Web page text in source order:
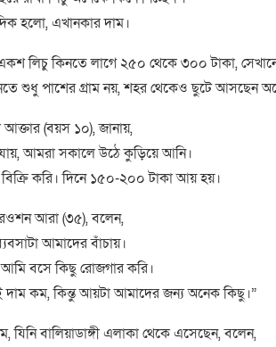
হলো, এখানকার দাম।
লিচু কিনতে লাগে ২৫০ থেকে ৩০০ টাকা,
শুধু পাশের গ্রাম নয়, শহর থেকেও ছুটে আসছেন
আক্তার (বয়স ১০), জানায়,
আমরা সকালে উঠে কুড়িয়ে আনি।
করি। দিনে ১৫০-২০০ টাকা আয় হয়।
রওশন আরা (৩৫), বলেন,
আমাদের বাঁচায়।
আমি বসে কিছু রোজগার করি।
কম, কিন্তু আয়টা আমাদের জন্য অনেক কিছু।”
যিনি বালিয়াডাঙ্গী এলাকা থেকে এসেছেন, বলেন,